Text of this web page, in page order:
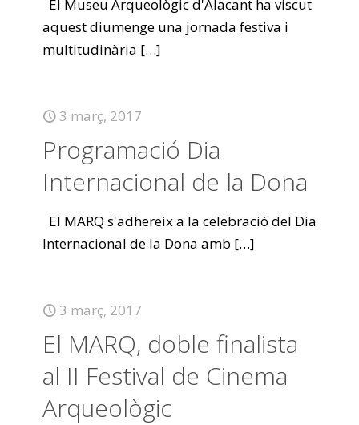
El Museu Arqueològic d'Alacant ha viscut
aquest diumenge una jornada festiva i
multitudinària […]
3 març, 2017
Programació Dia
Internacional de la Dona
El MARQ s'adhereix a la celebració del Dia
Internacional de la Dona amb […]
3 març, 2017
El MARQ, doble finalista
al II Festival de Cinema
Arqueològic